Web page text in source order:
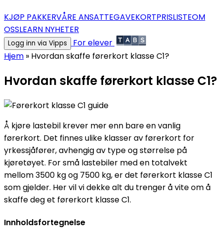
KJØP PAKKERVÅRE ANSATTEGAVEKORTPRISLISTEOM
OSSLEARN NYHETER
Logg inn via Vipps
For elever
Hjem » Hvordan skaffe førerkort klasse C1?
Hvordan skaffe førerkort klasse C1?
Å kjøre lastebil krever mer enn bare en vanlig
førerkort. Det finnes ulike klasser av førerkort for
yrkessjåfører, avhengig av type og størrelse på
kjøretøyet. For små lastebiler med en totalvekt
mellom 3500 kg og 7500 kg, er det førerkort klasse C1
som gjelder. Her vil vi dekke alt du trenger å vite om å
skaffe deg et førerkort klasse C1.
Innholdsfortegnelse